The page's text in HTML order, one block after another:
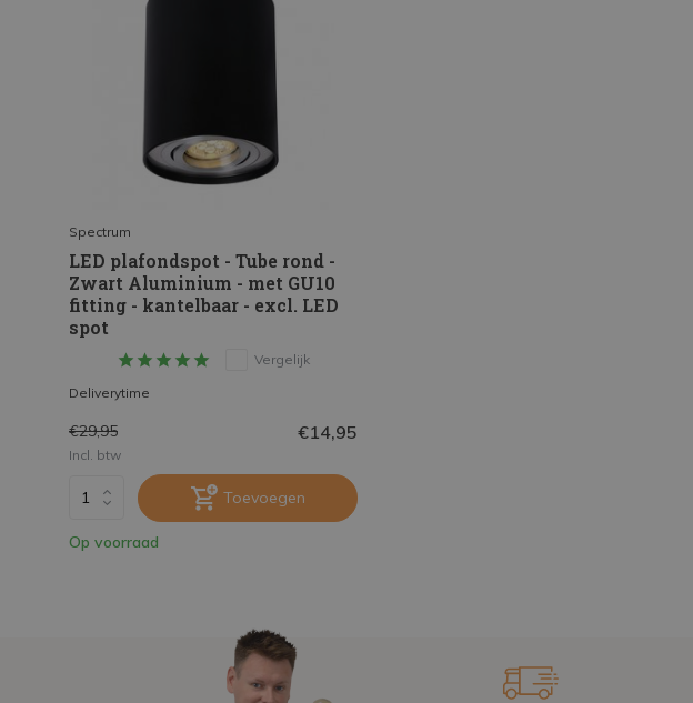
Spectrum
LED plafondspot - Tube rond -
Zwart Aluminium - met GU10
fitting - kantelbaar - excl. LED
spot
Vergelijk
Deliverytime
€29,95 €14,95
Incl. btw
Toevoegen
Op voorraad